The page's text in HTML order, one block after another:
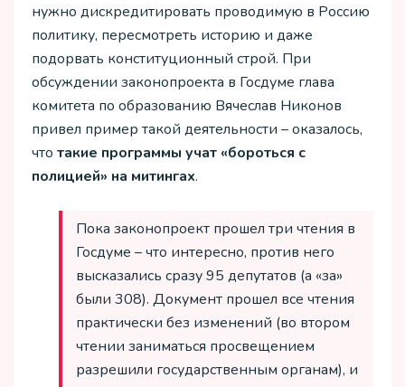
нужно дискредитировать проводимую в Россию
политику, пересмотреть историю и даже
подорвать конституционный строй. При
обсуждении законопроекта в Госдуме глава
комитета по образованию Вячеслав Никонов
привел пример такой деятельности – оказалось,
что такие программы учат «бороться с
полицией» на митингах.
Пока законопроект прошел три чтения в
Госдуме – что интересно, против него
высказались сразу 95 депутатов (а «за»
были 308). Документ прошел все чтения
практически без изменений (во втором
чтении заниматься просвещением
разрешили государственным органам), и